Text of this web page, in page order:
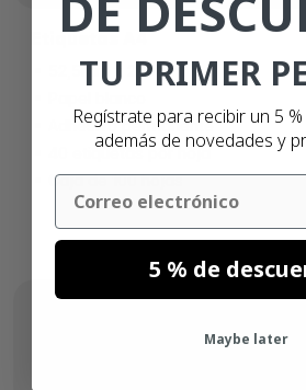
Etiquetas A4
52,5mm x 29,7mm
Adhesivo permanente
Caja de 100 hojas
TU PRIMER
Regístrate para recibir un 5
además de novedades y
Email
5 % de
Maybe later